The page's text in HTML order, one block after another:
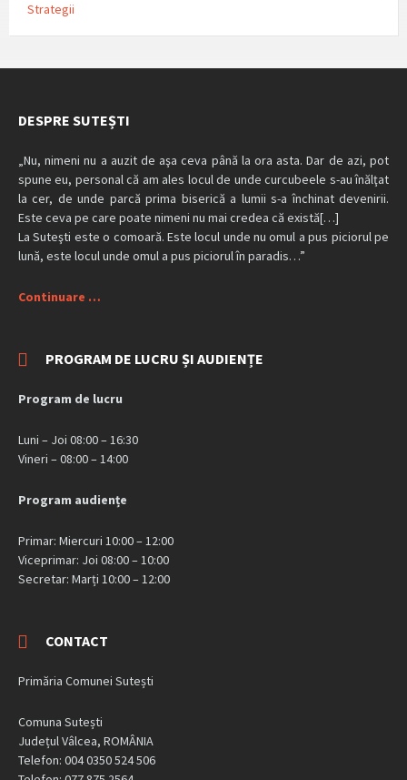
Strategii
DESPRE SUTEȘTI
„Nu, nimeni nu a auzit de aşa ceva până la ora asta. Dar de azi, pot
spune eu, personal că am ales locul de unde curcubeele s-au înălţat
la cer, de unde parcă prima biserică a lumii s-a închinat devenirii.
Este ceva pe care poate nimeni nu mai credea că există[…]
La Suteşti este o comoară. Este locul unde nu omul a pus piciorul pe
lună, este locul unde omul a pus piciorul în paradis…”
Continuare …
PROGRAM DE LUCRU ȘI AUDIENȚE
Program de lucru
Luni – Joi 08:00 – 16:30
Vineri – 08:00 – 14:00
Program audiențe
Primar: Miercuri 10:00 – 12:00
Viceprimar: Joi 08:00 – 10:00
Secretar: Marți 10:00 – 12:00
CONTACT
Primăria Comunei Sutești
Comuna Sutești
Județul Vâlcea, ROMÂNIA
Telefon: 004 0350 524 506